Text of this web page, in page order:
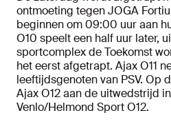
ontmoeting tegen JOGA
beginnen om 09:00 uur aan
O10 speelt een half uur later,
sportcomplex de Toekomst
het eerst afgetrapt. Ajax O11
leeftijdsgenoten van PSV. Op
Ajax O12 aan de uitwedstrijd
Venlo/Helmond Sport O12.